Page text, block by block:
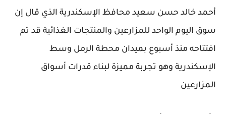
أحمد خالد حسن سعيد محافظ الإسكندرية الذي قال إن
سوق اليوم الواحد للمزارعين والمنتجات الغذائية قد تم
افتتاحه منذ أسبوع بميدان محطة الرمل وسط
الإسكندرية وهو تجربة مميزة لبناء قدرات أسواق
المزارعين